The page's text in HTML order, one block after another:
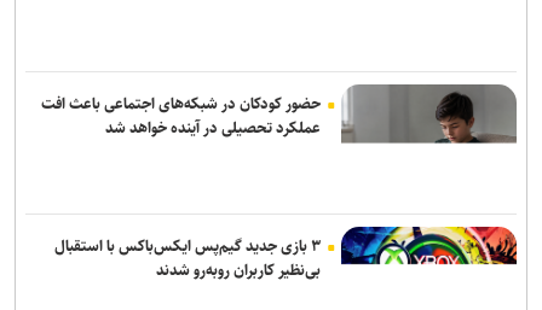
حضور کودکان در شبکه‌های اجتماعی باعث افت
عملکرد تحصیلی در آینده خواهد شد
۳ بازی جدید گیم‌پس ایکس‌باکس با استقبال
بی‌نظیر کاربران روبه‌رو شدند